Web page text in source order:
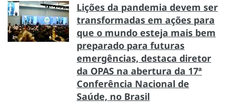
Lições da pandemia devem ser
transformadas em ações para
que o mundo esteja mais bem
preparado para futuras
emergências, destaca diretor
da OPAS na abertura da 17ª
Conferência Nacional de
Saúde, no Brasil